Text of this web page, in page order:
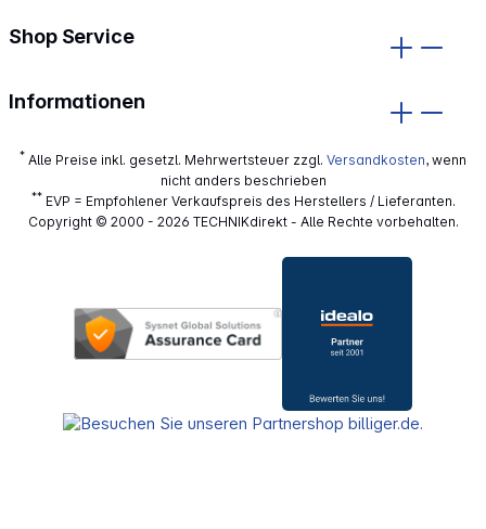
Shop Service
Informationen
* Alle Preise inkl. gesetzl. Mehrwertsteuer zzgl. Versandkosten, wenn
nicht anders beschrieben
**EVP = Empfohlener Verkaufspreis des Herstellers / Lieferanten.
Copyright © 2000 - 2026 TECHNIKdirekt - Alle Rechte vorbehalten.